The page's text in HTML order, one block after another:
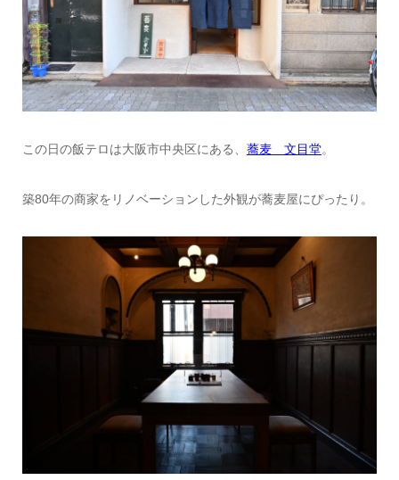
この日の飯テロは大阪市中央区にある、 蕎麦 文目堂。
築80年の商家をリノベーションした外観が蕎麦屋にぴったり。